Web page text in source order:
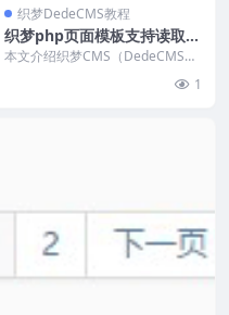
织梦DedeCMS教程
织梦php页面模板支持读取标
签
本文介绍织梦CMS（DedeCMS）
1